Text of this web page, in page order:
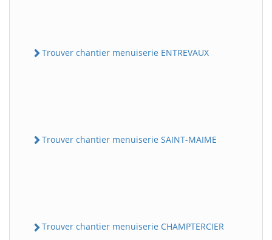
Trouver chantier menuiserie ENTREVAUX
Trouver chantier menuiserie SAINT-MAIME
Trouver chantier menuiserie CHAMPTERCIER